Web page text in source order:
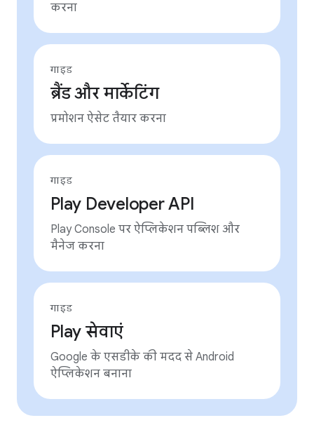
करना
गाइड
ब्रैंड और मार्केटिंग
प्रमोशन ऐसेट तैयार करना
गाइड
Play Developer API
Play Console पर ऐप्लिकेशन पब्लिश और
मैनेज करना
गाइड
Play सेवाएं
Google के एसडीके की मदद से Android
ऐप्लिकेशन बनाना